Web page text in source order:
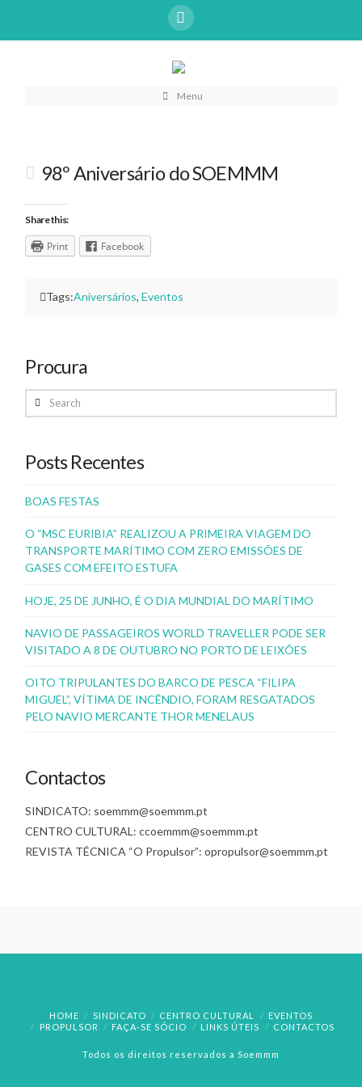
Menu
98º Aniversário do SOEMMM
Share this:
Print Facebook
Tags:Aniversários, Eventos
Procura
Search
Posts Recentes
BOAS FESTAS
O “MSC EURIBIA” REALIZOU A PRIMEIRA VIAGEM DO
TRANSPORTE MARÍTIMO COM ZERO EMISSÕES DE
GASES COM EFEITO ESTUFA
HOJE, 25 DE JUNHO, É O DIA MUNDIAL DO MARÍTIMO
NAVIO DE PASSAGEIROS WORLD TRAVELLER PODE SER
VISITADO A 8 DE OUTUBRO NO PORTO DE LEIXÕES
OITO TRIPULANTES DO BARCO DE PESCA “FILIPA
MIGUEL”, VÍTIMA DE INCÊNDIO, FORAM RESGATADOS
PELO NAVIO MERCANTE THOR MENELAUS
Contactos
SINDICATO: soemmm@soemmm.pt
CENTRO CULTURAL: ccoemmm@soemmm.pt
REVISTA TÉCNICA “O Propulsor”: opropulsor@soemmm.pt
HOME SINDICATO CENTRO CULTURAL
EVENTOS
PROPULSOR
FAÇA-SE SÓCIO LINKS ÚTEIS CONTACTOS
Todos os direitos reservados a Soemmm